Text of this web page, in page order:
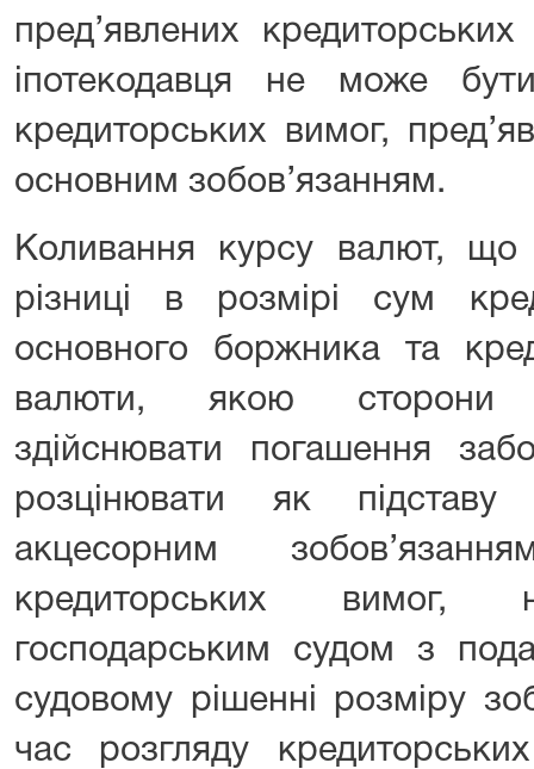
пред’явлених
іпотекодавця не може
кредиторських вимог,
основним зобов’язанням.
Коливання курсу валют, що
різниці в розмірі сум
основного боржника та
валюти, якою сторони
здійснювати погашення
розцінювати як
акцесорним
кредиторських
господарським судом з
судовому рішенні розміру
час розгляду